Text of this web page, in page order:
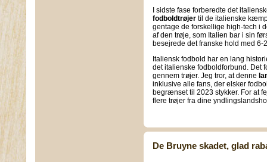
I sidste fase forberedte det
fodboldtrøjer til de italienske
gentage de forskellige high-tech i
af den trøje, som Italien bar i sin
besejrede det franske hold med 6-
Italiensk fodbold har en lang
det italienske fodboldforbund. Det
gennem trøjer. Jeg tror, at denne
inklusive alle fans, der elsker
begrænset til 2023 stykker. For at
flere trøjer fra dine
De Bruyne skadet, glad